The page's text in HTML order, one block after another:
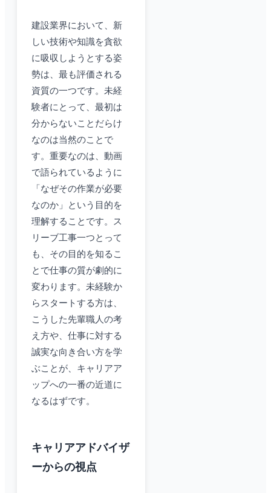
建設業界において、新
しい技術や知識を貪欲
に吸収しようとする姿
勢は、最も評価される
資質の一つです。未経
験者にとって、最初は
分からないことだらけ
なのは当然のことで
す。重要なのは、動画
で語られているように
「なぜその作業が必要
なのか」という目的を
理解することです。ス
リーブ工事一つとって
も、その目的を知るこ
とで仕事の質が劇的に
変わります。未経験か
らスタートする方は、
こうした先輩職人の考
え方や、仕事に対する
誠実な向き合い方を学
ぶことが、キャリアア
ップへの一番の近道に
なるはずです。
キャリアアドバイザ
ーからの視点